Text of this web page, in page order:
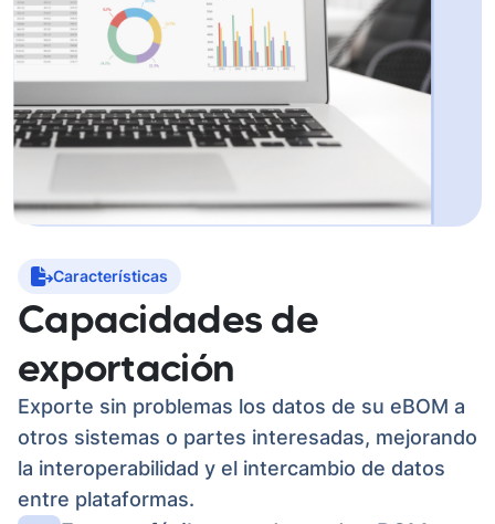
Características
Capacidades de
exportación
Exporte sin problemas los datos de su eBOM a
otros sistemas o partes interesadas, mejorando
la interoperabilidad y el intercambio de datos
entre plataformas.